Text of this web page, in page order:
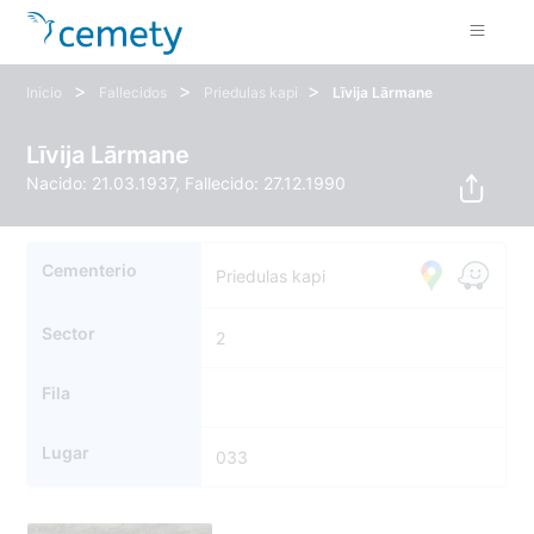
Inicio > Fallecidos > Priedulas kapi > Līvija Lārmane
Līvija Lārmane
Nacido: 21.03.1937, Fallecido: 27.12.1990
Cementerio Priedulas kapi
Sector 2
Fila
Lugar 033